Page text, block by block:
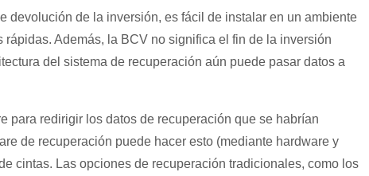
devolución de la inversión, es fácil de instalar en un ambiente
Además, la BCV no significa el fin de la inversión
del sistema de recuperación aún puede pasar datos a
para redirigir los datos de recuperación que se habrían
de recuperación puede hacer esto (mediante hardware y
cintas. Las opciones de recuperación tradicionales, como los